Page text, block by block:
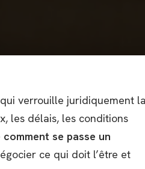
verrouille juridiquement la
les délais, les conditions
comment se passe un
ce qui doit l’être et